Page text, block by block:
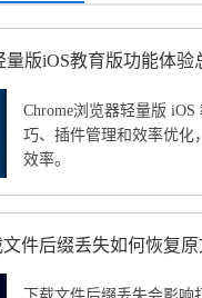
量版iOS教育版功能体验
Chrome浏览器轻量版
巧、插件管理和效率优化
效率。
件后缀丢失如何恢复